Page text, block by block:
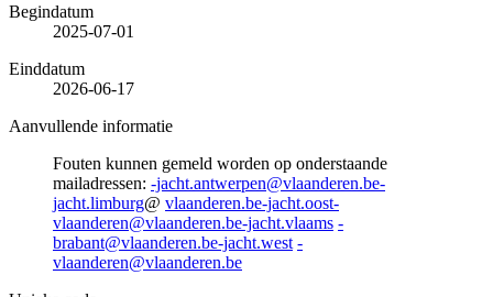
Begindatum
2025-07-01
Einddatum
2026-06-17
Aanvullende informatie
Fouten kunnen gemeld worden op onderstaande
mailadressen: -jacht.antwerpen@vlaanderen.be-
jacht.limburg@ vlaanderen.be-jacht.oost-
vlaanderen@vlaanderen.be-jacht.vlaams -
brabant@vlaanderen.be-jacht.west -
vlaanderen@vlaanderen.be